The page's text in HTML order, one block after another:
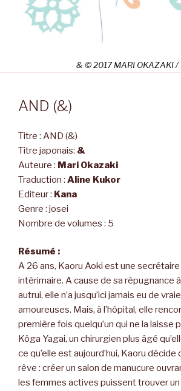
& © 2017 MARI OKAZAKI /
AND (&)
Titre : AND (&)
Titre japonais: &
Auteure : Mari Okazaki
Traduction : Aline Kukor
Editeur : Kana
Genre : josei
Nombre de volumes : 5
Résumé :
A 26 ans, Kaoru Aoki est une
intérimaire. A cause de sa répugnance
autrui, elle n’a jusqu’ici jamais eu de
amoureuses. Mais, à l’hôpital, elle
première fois quelqu’un qui ne la laisse
Kôga Yagai, un chirurgien plus âgé
ce qu’elle est aujourd’hui, Kaoru décide
rêve : créer un salon de manucure
les femmes actives puissent trouver